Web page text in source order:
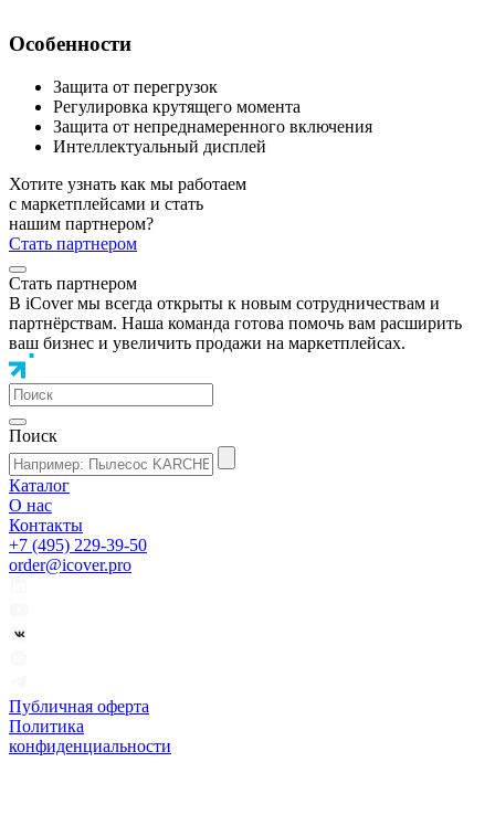
Особенности
Защита от перегрузок
Регулировка крутящего момента
Защита от непреднамеренного включения
Интеллектуальный дисплей
Хотите узнать как мы работаем
с маркетплейсами и стать
нашим партнером?
Стать партнером
Стать партнером
В iCover мы всегда открыты к новым сотрудничествам и
партнёрствам. Наша команда готова помочь вам расширить
ваш бизнес и увеличить продажи на маркетплейсах.
Поиск
Каталог
О нас
Контакты
+7 (495) 229-39-50
order@icover.pro
Публичная оферта
Политика
конфиденциальности